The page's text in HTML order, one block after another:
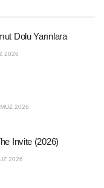
Dolu Yarınlara
2026
2026
Invite (2026)
2026